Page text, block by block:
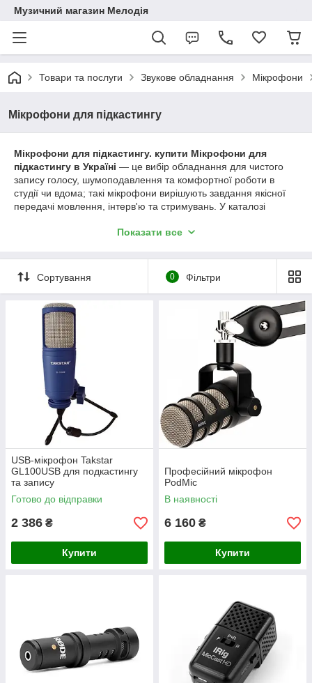
Музичний магазин Мелодія
Товари та послуги Звукове обладнання Мікрофони
Мікрофони для підкастингу
Мікрофони для підкастингу. купити Мікрофони для
підкастингу в Україні — це вибір обладнання для чистого
запису голосу, шумоподавлення та комфортної роботи в
студії чи вдома; такі мікрофони вирішують завдання якісної
передачі мовлення, інтерв'ю та стримувань. У каталозі
з моделями для будь-яких завдань та бюджету, а
зорієнтуватися за звуком та зручністю використання; у нас
прозора
Мікрофони для підкастингу ціна
доставки — купити зручно та вигідно саме в Melodia.
Показати все
Сортування 0 Фільтри
USB-мікрофон Takstar
GL100USB для подкастингу
та запису
Готово до відправки
2 386 ₴
Купити
Професійний мікрофон
PodMic
В наявності
6 160 ₴
Купити